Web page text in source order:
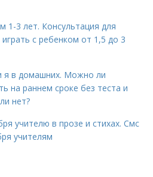
1-3 лет. Консультация для
с ребенком от 1,5 до 3
я в домашних. Можно ли
на раннем сроке без теста и
нет?
учителю в прозе и стихах. Смс
учителям